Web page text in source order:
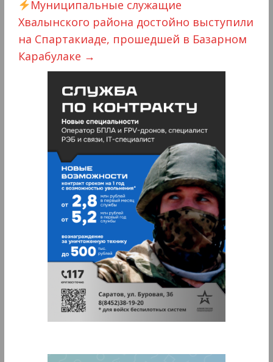
Муниципальные служащие
Хвалынского района достойно выступили
на Спартакиаде, прошедшей в Базарном
Карабулаке →